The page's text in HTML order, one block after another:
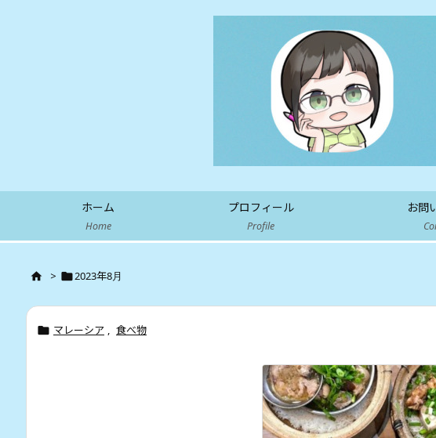
ホーム
Home
プロフィール
Profile
お問
 > 2023年8月
 マレーシア , 食べ物